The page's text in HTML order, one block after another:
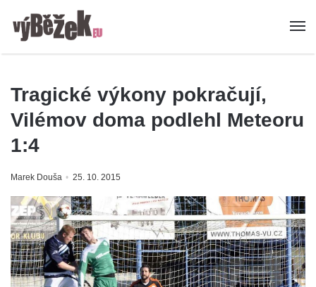
Tragické výkony pokračují,
Vilémov doma podlehl Meteoru
1:4
Marek Douša 25. 10. 2015